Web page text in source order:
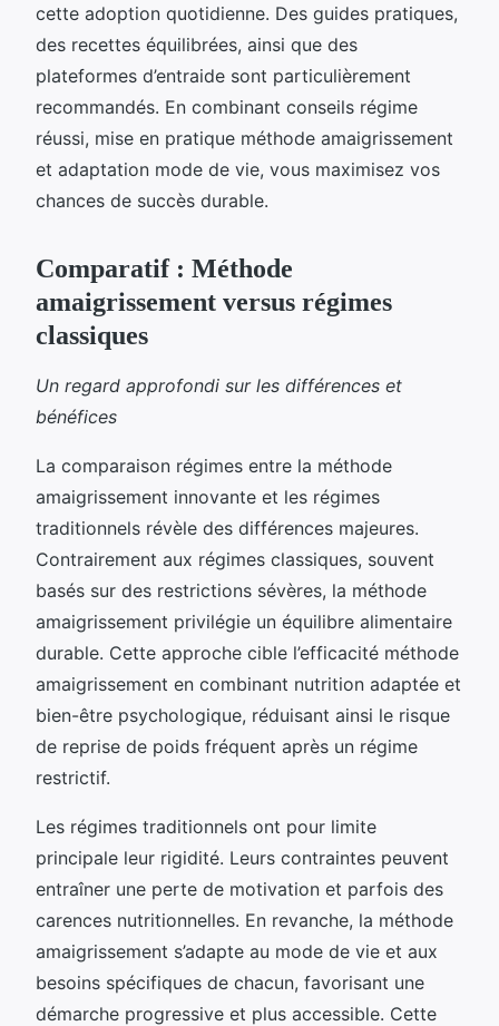
cette adoption quotidienne. Des guides pratiques,
des recettes équilibrées, ainsi que des
plateformes d’entraide sont particulièrement
recommandés. En combinant conseils régime
réussi, mise en pratique méthode amaigrissement
et adaptation mode de vie, vous maximisez vos
chances de succès durable.
Comparatif : Méthode
amaigrissement versus régimes
classiques
Un regard approfondi sur les différences et
bénéfices
La comparaison régimes entre la méthode
amaigrissement innovante et les régimes
traditionnels révèle des différences majeures.
Contrairement aux régimes classiques, souvent
basés sur des restrictions sévères, la méthode
amaigrissement privilégie un équilibre alimentaire
durable. Cette approche cible l’efficacité méthode
amaigrissement en combinant nutrition adaptée et
bien-être psychologique, réduisant ainsi le risque
de reprise de poids fréquent après un régime
restrictif.
Les régimes traditionnels ont pour limite
principale leur rigidité. Leurs contraintes peuvent
entraîner une perte de motivation et parfois des
carences nutritionnelles. En revanche, la méthode
amaigrissement s’adapte au mode de vie et aux
besoins spécifiques de chacun, favorisant une
démarche progressive et plus accessible. Cette